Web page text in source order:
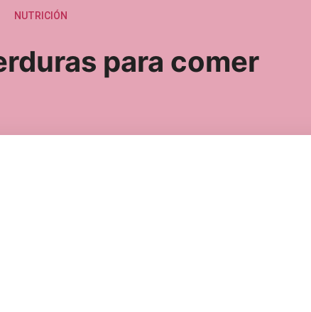
NUTRICIÓN
para comer